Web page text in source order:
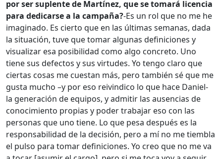
por ser suplente de Martínez, que se tomará licencia
para dedicarse a la campaña?-Es un rol que no me he
imaginado. Es cierto que en las últimas semanas, dada
la situación, tuve que tomar algunas definiciones y
visualizar esa posibilidad como algo concreto. Uno
tiene sus defectos y sus virtudes. Yo tengo claro que
ciertas cosas me cuestan más, pero también sé que me
gusta mucho –y por eso reivindico lo que hace Daniel-
la generación de equipos, y admitir las ausencias de
conocimiento propias y poder trabajar eso con las
personas que uno tiene. Lo que pesa después es la
responsabilidad de la decisión, pero a mí no me tiembla
el pulso para tomar definiciones. Yo creo que no me va